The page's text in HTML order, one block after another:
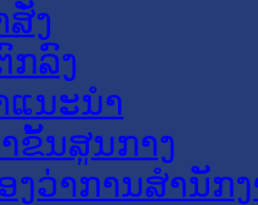
ສັ່ງ
ກລົງ
ແນະນໍາ
ຂັ້ນສູນກາງ
ງວ່າການສໍານັກ